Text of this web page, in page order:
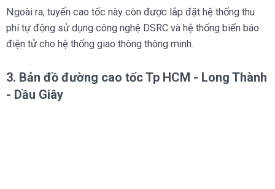
Ngoài ra, tuyến cao tốc này còn được lắp đặt hệ thống thu
phí tự động sử dụng công nghệ DSRC và hệ thống biển báo
điện tử cho hệ thống giao thông thông minh.
3. Bản đồ đường cao tốc Tp HCM - Long Thành
- Dầu Giây